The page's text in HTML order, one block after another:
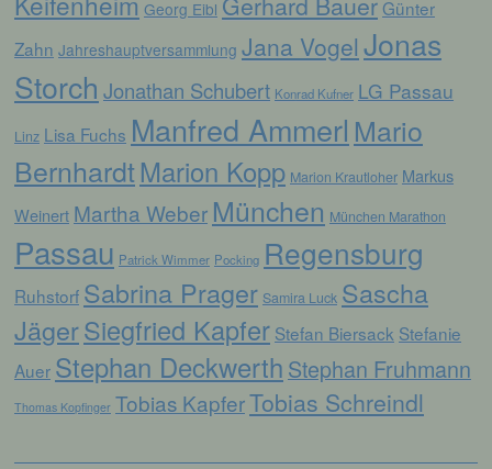
Georg Eibl
Günter
Zahn Jahreshauptversammlung Jana Vogel Jonas
Storch Jonathan Schubert Konrad Kufner LG Passau
Linz Lisa Fuchs Manfred Ammerl Mario
BernhardtMarion Kopp Marion Krautloher Markus
Weinert Martha Weber München München Marathon
Passau Patrick Wimmer Pocking Regensburg
Ruhstorf Sabrina Prager Samira Luck Sascha
JägerSiegfried Kapfer Stefan Biersack Stefanie
Auer Stephan Deckwerth Stephan Fruhmann
Thomas Kopfinger Tobias KapferTobias Schreindl
Informationen nicht mehr einer spezifischen
betroffenen Person zugeordnet werden
können, sofern diese zusätzlichen
Informationen gesondert aufbewahrt werden
und technischen und organisatorischen
Maßnahmen unterliegen, die gewährleisten,
dass die personenbezogenen Daten nicht
einer identifizierten oder identifizierbaren
natürlichen Person zugewiesen werden.
g) Verantwortlicher oder für die
Verarbeitung Verantwortlicher
Verantwortlicher oder für die Verarbeitung
Verantwortlicher ist die natürliche oder
juristische Person, Behörde, Einrichtung
oder andere Stelle, die allein oder
gemeinsam mit anderen über die Zwecke
und Mittel der Verarbeitung von
Sind die Zwecke und Mittel dieser